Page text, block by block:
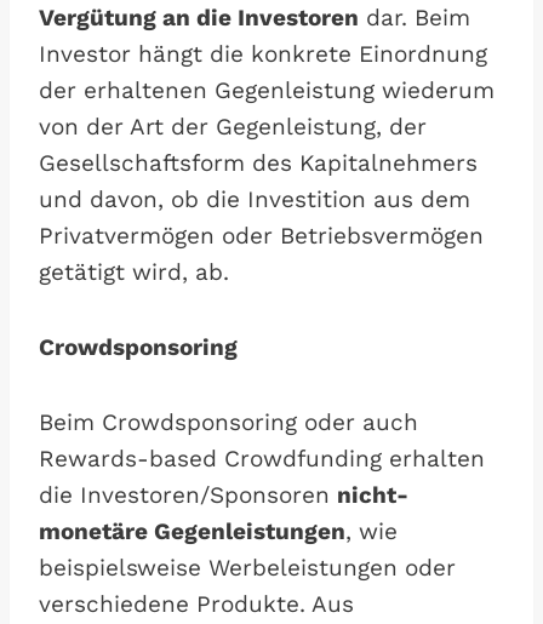
Vergütung an die Investoren dar. Beim
Investor hängt die konkrete Einordnung
der erhaltenen Gegenleistung wiederum
von der Art der Gegenleistung, der
Gesellschaftsform des Kapitalnehmers
und davon, ob die Investition aus dem
Privatvermögen oder Betriebsvermögen
getätigt wird, ab.
Crowdsponsoring
Beim Crowdsponsoring oder auch
Rewards-based Crowdfunding erhalten
die Investoren/Sponsoren nicht-
monetäre Gegenleistungen, wie
beispielsweise Werbeleistungen oder
verschiedene Produkte. Aus